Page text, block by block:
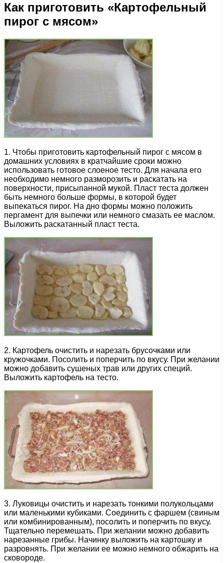
Как приготовить «Картофельный
пирог с мясом»
1. Чтобы приготовить картофельный пирог с мясом в
домашних условиях в кратчайшие сроки можно
использовать готовое слоеное тесто. Для начала его
необходимо немного разморозить и раскатать на
поверхности, присыпанной мукой. Пласт теста должен
быть немного больше формы, в которой будет
выпекаться пирог. На дно формы можно положить
пергамент для выпечки или немного смазать ее маслом.
Выложить раскатанный пласт теста.
2. Картофель очистить и нарезать брусочками или
кружочками. Посолить и поперчить по вкусу. При желании
можно добавить сушеных трав или других специй.
Выложить картофель на тесто.
3. Луковицы очистить и нарезать тонкими полукольцами
или маленькими кубиками. Соединить с фаршем (свиным
или комбинированным), посолить и поперчить по вкусу.
Тщательно перемешать. При желании можно добавить
нарезанные грибы. Начинку выложить на картошку и
разровнять. При желании ее можно немного обжарить на
сковороде.